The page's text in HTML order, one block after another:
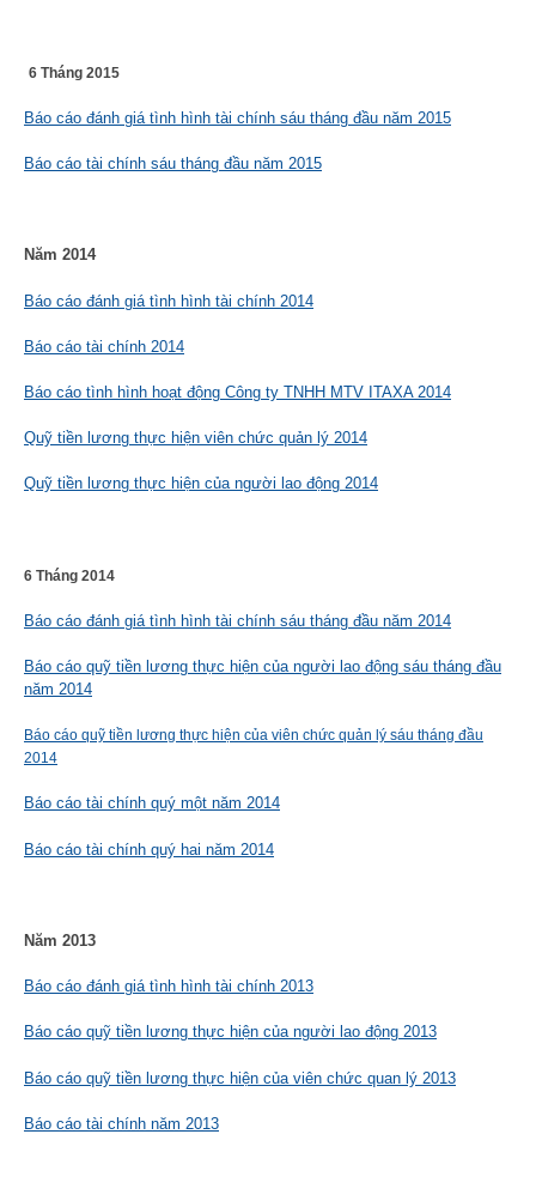
6 Tháng 2015
Báo cáo đánh giá tình hình tài chính sáu tháng đầu năm 2015
Báo cáo tài chính sáu tháng đầu năm 2015
Năm 2014
Báo cáo đánh giá tình hình tài chính 2014
Báo cáo tài chính 2014
Báo cáo tình hình hoạt động Công ty TNHH MTV ITAXA 2014
Quỹ tiền lương thực hiện viên chức quản lý 2014
Quỹ tiền lương thực hiện của người lao động 2014
6 Tháng 2014
Báo cáo đánh giá tình hình tài chính sáu tháng đầu năm 2014
Báo cáo quỹ tiền lương thực hiện của người lao động sáu tháng đầu
năm 2014
Báo cáo quỹ tiền lương thực hiện của viên chức quản lý sáu tháng đầu
2014
Báo cáo tài chính quý một năm 2014
Báo cáo tài chính quý hai năm 2014
Năm 2013
Báo cáo đánh giá tình hình tài chính 2013
Báo cáo quỹ tiền lương thực hiện của người lao động 2013
Báo cáo quỹ tiền lương thực hiện của viên chức quan lý 2013
Báo cáo tài chính năm 2013